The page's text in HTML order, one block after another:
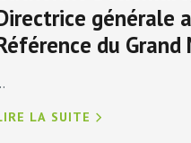
générale
du
LA SUITE